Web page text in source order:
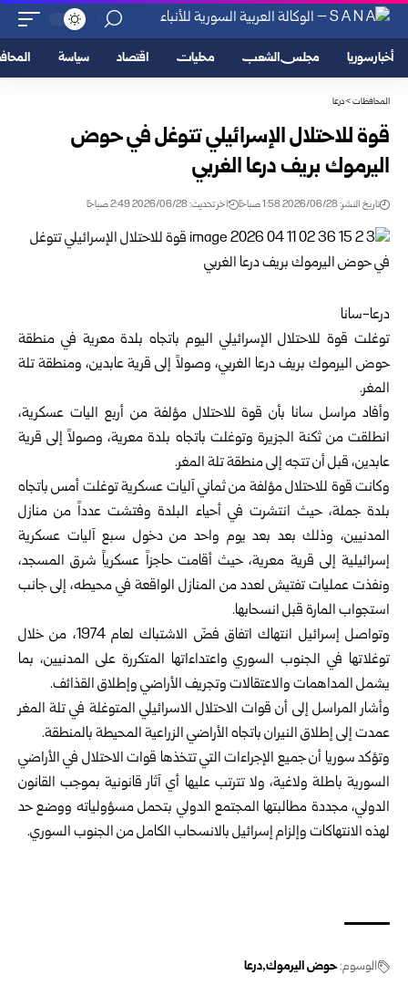
أخبار سوريا مجلس الشعب محليات اقتصاد سياسة
المحافظات>درعا
قوة للاحتلال الإسرائيلي تتوغل في حوض
اليرموك بريف درعا الغربي
تاريخ النشر: 2026/06/28 1:58 صباحًا اخر تحديث: 2026/06/28 2:49 صباحًا
درعا-سانا‏
توغلت قوة للاحتلال الإسرائيلي اليوم باتجاه بلدة معرية في منطقة
‏حوض اليرموك بريف درعا الغربي، وصولاً ‏إلى قرية عابدين، ومنطقة تلة
‏المغر.‏
وأفاد مراسل سانا بأن قوة للاحتلال مؤلفة من أربع اليات عسكرية،
انطلقت ‏من ثكنة الجزيرة وتوغلت باتجاه بلدة معرية، وصولاً إلى قرية
عابدين، قبل ‏أن تتجه إلى منطقة تلة المغر.‏
وكانت قوة للاحتلال مؤلفة من ثماني آليات عسكرية توغلت أمس باتجاه
بلدة ‏جملة، حيث انتشرت في أحياء البلدة وفتشت عدداً من منازل
المدنيين، وذلك ‏بعد بعد يوم واحد من دخول سبع آليات عسكرية
إسرائيلية إلى قرية معرية، ‏حيث أقامت حاجزاً عسكرياً شرق المسجد،
ونفذت عمليات تفتيش لعدد من ‏المنازل الواقعة في محيطه، إلى جانب
استجواب المارة قبل انسحابها.‏
وتواصل إسرائيل انتهاك اتفاق فضّ الاشتباك لعام ‌‏1974، ‏من ‏خلال
‏توغلاتها ‏في الجنوب السوري ‏واعتداءاتها ‏المتكررة على ‏المدنيين، ‏بما
‏يشمل ‌‏المداهمات ‏والاعتقالات وتجريف الأراضي ‏وإطلاق ‏القذائف‎.‎
وأشار المراسل إلى أن قوات الاحتلال الاسرائيلي المتوغلة في تلة المغر
‏عمدت إلى إطلاق النيران باتجاه الأراضي الزراعية المحيطة بالمنطقة.‏
وتؤكد سوريا أن جميع الإجراءات التي تتخذها قوات ‌‏الاحتلال ‏في ‏الأراضي
‏السورية باطلة ولاغية، ولا ‏تترتب ‏عليها أي آثار ‏قانونية ‌‏بموجب القانون
‏الدولي، ‏مجددة ‏مطالبتها المجتمع الدولي ‏بتحمل ‏مسؤولياته ‏ووضع حد
‏لهذه ‏الانتهاكات وإلزام إسرائيل ‌‏بالانسحاب ‏الكامل ‏من ‏الجنوب السوري‎.‎
الوسوم:حوض اليرموك درعا